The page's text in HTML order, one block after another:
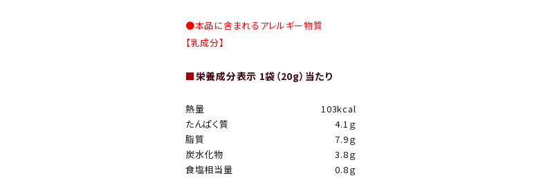
●本品に含まれるアレルギー物質
【乳成分】
■栄養成分表示 1袋（20g）当たり
熱量
103kcal
たんぱく質
4.1ｇ
脂質
7.9ｇ
炭水化物
3.8ｇ
食塩相当量
0.8ｇ